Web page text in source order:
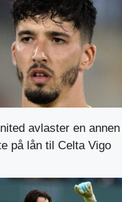
avlaster en
på lån til Celta Vigo